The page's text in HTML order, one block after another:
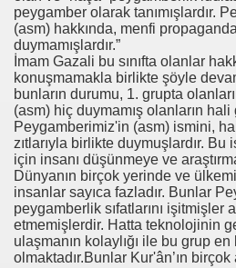
peygamber olarak tanımışlardır.
(asm) hakkında, menfi
duymamışlardır.”
İmam Gazali bu sınıfta olanlar
konuşmamakla birlikte şöyle
bunların durumu, 1. grupta
(asm) hiç duymamış olanların
Peygamberimiz'in (asm) ismini,
zıtlarıyla birlikte duymuşlardır. Bu
için insanı düşünmeye ve
Dünyanın birçok yerinde ve
insanlar sayıca fazladır. Bunlar
peygamberlik sıfatlarını işitmişler
etmemişlerdir. Hatta teknolojinin
ulaşmanın kolaylığı ile bu grup
olmaktadır.Bunlar Kur'ân’ın